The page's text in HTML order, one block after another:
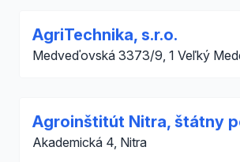
AgriTechnika, s.r.o.
Medveďovská 3373/9, 1 Veľký
Agroinštitút Nitra, štátny
Akademická 4, Nitra